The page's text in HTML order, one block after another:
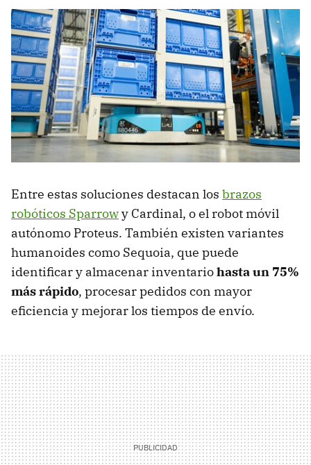
Entre estas soluciones destacan los brazos
robóticos Sparrowy Cardinal, o el robot móvil
autónomo Proteus. También existen variantes
humanoides como Sequoia, que puede
identificar y almacenar inventariohasta un 75%
más rápido, procesar pedidos con mayor
eficiencia y mejorar los tiempos de envío.